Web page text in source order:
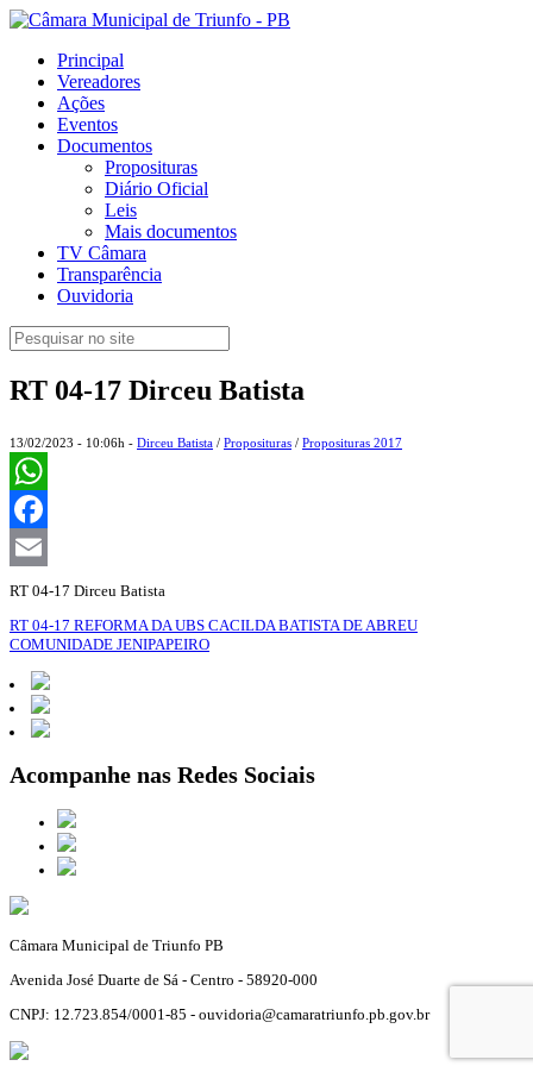
Principal
Vereadores
Ações
Eventos
Documentos
Proposituras
Diário Oficial
Leis
Mais documentos
TV Câmara
Transparência
Ouvidoria
RT 04-17 Dirceu Batista
13/02/2023 - 10:06h - Dirceu Batista / Proposituras / Proposituras 2017
WhatsApp
Facebook
Email
RT 04-17 Dirceu Batista
RT 04-17 REFORMA DA UBS CACILDA BATISTA DE ABREU
COMUNIDADE JENIPAPEIRO
Acompanhe nas Redes Sociais
Câmara Municipal de Triunfo PB
Avenida José Duarte de Sá - Centro - 58920-000
CNPJ: 12.723.854/0001-85 - ouvidoria@camaratriunfo.pb.gov.br